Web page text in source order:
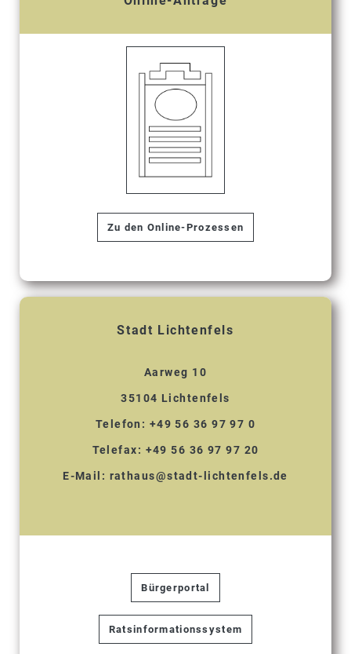
Zu den Online-Prozessen
Stadt Lichtenfels
Aarweg 10
35104 Lichtenfels
Telefon: +49 56 36 97 97 0
Telefax: +49 56 36 97 97 20
E-Mail: rathaus@stadt-lichtenfels.de
Bürgerportal
Ratsinformationssystem